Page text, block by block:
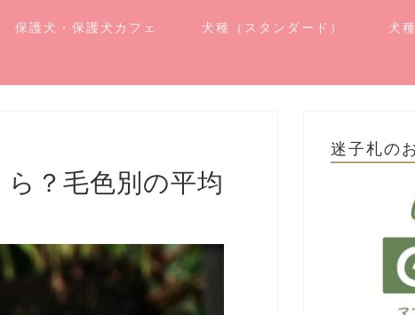
保護犬・保護犬カフェ 犬種（スタンダード） 犬
？毛色別の平均
迷子札の